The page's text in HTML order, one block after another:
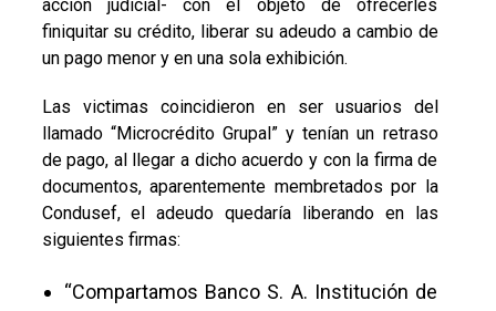
acción judicial- con el objeto de ofrecerles
finiquitar su crédito, liberar su adeudo a cambio de
un pago menor y en una sola exhibición.
Las victimas coincidieron en ser usuarios del
llamado “Microcrédito Grupal” y tenían un retraso
de pago, al llegar a dicho acuerdo y con la firma de
documentos, aparentemente membretados por la
Condusef, el adeudo quedaría liberando en las
siguientes firmas:
“Compartamos Banco S. A. Institución de